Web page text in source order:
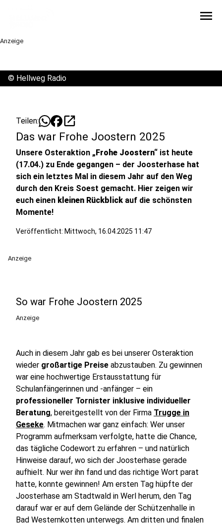
menu
Anzeige
© Hellweg Radio
Teilen: open_in_new
Das war Frohe Joostern 2025
Unsere Osteraktion „Frohe Joostern“ ist heute
(17.04.) zu Ende gegangen – der Joosterhase hat
sich ein letztes Mal in diesem Jahr auf den Weg
durch den Kreis Soest gemacht. Hier zeigen wir
euch einen kleinen Rückblick auf die schönsten
Momente!
Veröffentlicht: Mittwoch, 16.04.2025 11:47
Anzeige
So war Frohe Joostern 2025
Anzeige
Auch in diesem Jahr gab es bei unserer Osteraktion
wieder großartige Preise abzustauben. Zu gewinnen
war eine hochwertige Erstausstattung für
Schulanfängerinnen und -anfänger – ein
professioneller Tornister inklusive individueller
Beratung, bereitgestellt von der Firma Trugge in
Geseke. Mitmachen war ganz einfach: Wer unser
Programm aufmerksam verfolgte, hatte die Chance,
das tägliche Codewort zu erfahren – und natürlich
Hinweise darauf, wo sich der Joosterhase gerade
aufhielt. Nur wer ihn fand und das richtige Wort parat
hatte, konnte gewinnen! Am ersten Tag hüpfte der
Joosterhase am Stadtwald in Werl herum, den Tag
darauf war er auf dem Gelände der Schützenhalle in
Bad Westernkotten unterwegs. Am dritten und finalen